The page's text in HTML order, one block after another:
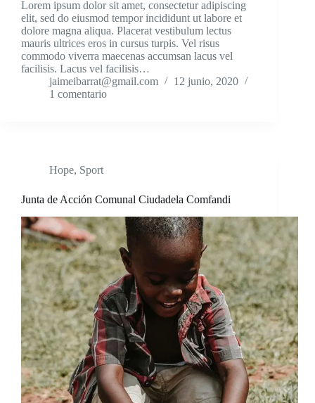
Lorem ipsum dolor sit amet, consectetur adipiscing
elit, sed do eiusmod tempor incididunt ut labore et
dolore magna aliqua. Placerat vestibulum lectus
mauris ultrices eros in cursus turpis. Vel risus
commodo viverra maecenas accumsan lacus vel
facilisis. Lacus vel facilisis…
jaimeibarrat@gmail.com
12 junio, 2020
1 comentario
Hope, Sport
Junta de Acción Comunal Ciudadela Comfandi